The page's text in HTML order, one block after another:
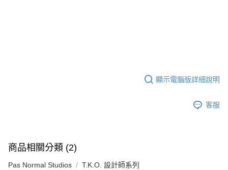
顯示電腦版詳細說明
客服
商品相關分類 (2)
Pas Normal Studios T.K.O. 設計師系列